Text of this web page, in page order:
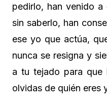
pedirlo, han venido a
sin saberlo, han
ese yo que actúa,
nunca se resigna y
a tu tejado para que
olvidas de quién eres